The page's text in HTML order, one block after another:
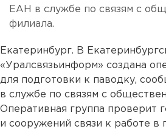
ЕАН в службе по связям с
филиала.
Екатеринбург. В
«Уралсвязьинформ» создана
для подготовки к паводку,
в службе по связям с
Оперативная группа проверит
и сооружений связи к работе в